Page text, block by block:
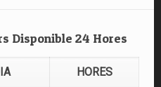
Disponible 24 Hores
HORES